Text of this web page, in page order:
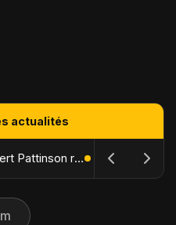
actualités
The Batman : Part II – Robert Pattinson replonge dans les ténèbres de Gotham dès octobre 2027